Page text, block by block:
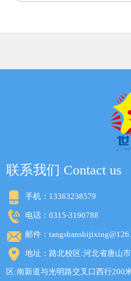
联系我们 Contact us
手机：13363238579
电话：0315-3190788
邮件：
地址：路北校区:河北省唐山
区:南新道与光明路交叉口西行200